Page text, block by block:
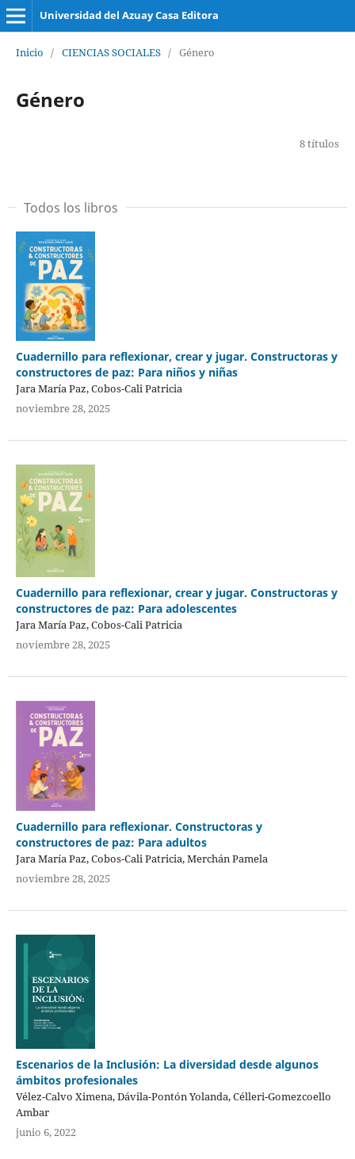
Universidad del Azuay Casa Editora
Inicio / CIENCIAS SOCIALES / Género
Género
8 títulos
Todos los libros
Cuadernillo para reflexionar, crear y jugar. Constructoras y
constructores de paz: Para niños y niñas
Jara María Paz, Cobos-Cali Patricia
noviembre 28, 2025
Cuadernillo para reflexionar, crear y jugar. Constructoras y
constructores de paz: Para adolescentes
Jara María Paz, Cobos-Cali Patricia
noviembre 28, 2025
Cuadernillo para reflexionar. Constructoras y
constructores de paz: Para adultos
Jara María Paz, Cobos-Cali Patricia, Merchán Pamela
noviembre 28, 2025
Escenarios de la Inclusión: La diversidad desde algunos
ámbitos profesionales
Vélez-Calvo Ximena, Dávila-Pontón Yolanda, Célleri-Gomezcoello
Ambar
junio 6, 2022